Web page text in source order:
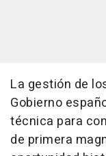
La gestión de
Gobierno
técnica para
de primera